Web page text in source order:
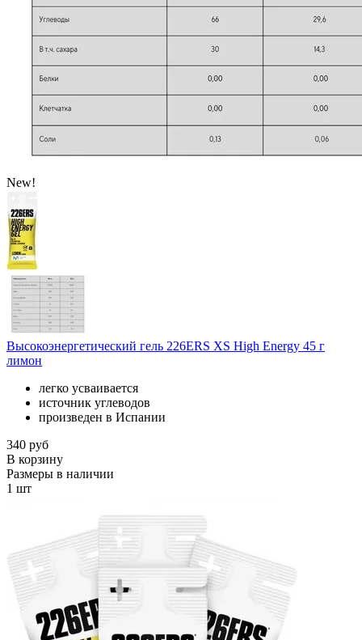
New!
Высокоэнергетический гель 226ERS XS High Energy 45 г
лимон
легко усваивается
источник углеводов
произведен в Испании
340 руб
В корзину
Размеры в наличии
1 шт